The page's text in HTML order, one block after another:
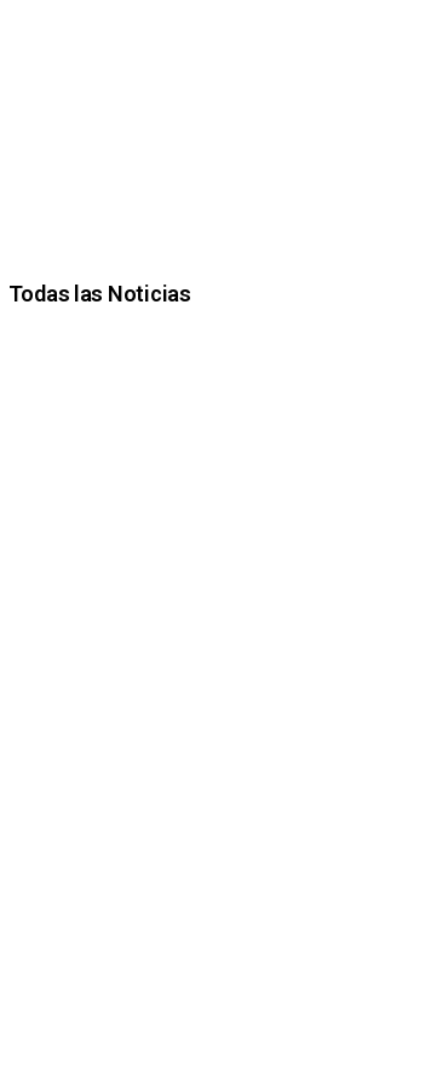
Todas las Noticias